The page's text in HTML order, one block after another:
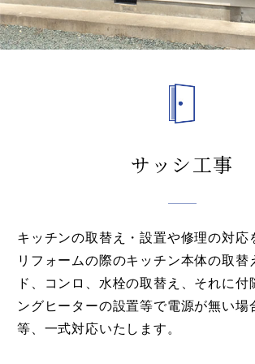
サッシ工事
キッチンの取替え・設置や修理の対応
リフォームの際のキッチン本体の取替
ド、コンロ、水栓の取替え、それに付
ングヒーターの設置等で電源が無い場
等、一式対応いたします。